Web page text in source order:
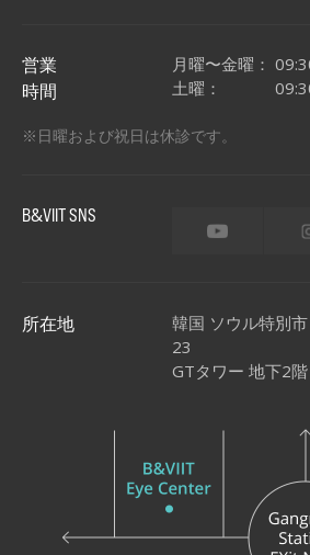
営業
時間
月曜〜金曜：
土曜：
※日曜および祝日は休診です。
B&VIIT SNS
所在地
韓国 ソウル特別
23
GTタワー 地下2階